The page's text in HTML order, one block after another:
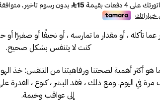
69.00.
تأكله ، أو مقدار ما تمارسه ، أو نحيفًا أو صغيرًا
كنت لا يتنفس بشكل صحيح.
أكثر أهمية لصحتنا ورفاهيتنا من التنفس: خذ
في اليوم. ومع ذلك ، فقد البشر ، كنوع ،
إلى عواقب وخيمة.